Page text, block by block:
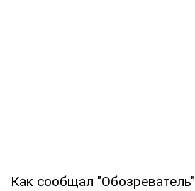
Как сообщал